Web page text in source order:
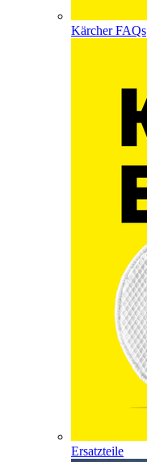
Kärcher FAQs
Ersatzteile